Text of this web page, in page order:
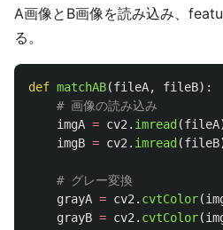
A画像とB画像を読み込み、
る。
def matchAB(fileA, fileB):
imgA = cv2 . imread (fileA
imgB = cv2 . imread (fileB
grayA = cv2 . cvtColor(
grayB = cv2 . cvtColor(